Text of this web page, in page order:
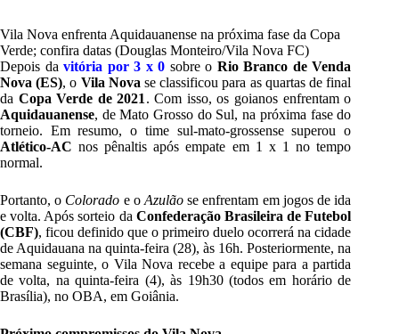
Vila Nova enfrenta Aquidauanense na próxima fase da Copa
Verde; confira datas (Douglas Monteiro/Vila Nova FC)
Depois davitória por 3 x 0 sobre o Rio Branco de Venda
Nova (ES), o Vila Nova se classificou para as quartas de final
da Copa Verde de 2021 . Com isso, os goianos enfrentam o
Aquidauanense, de Mato Grosso do Sul, na próxima fase do
torneio. Em resumo, o time sul-mato-grossense superou o
Atlético-AC nos pênaltis após empate em 1 x 1 no tempo
normal.
Portanto, o Colorado e oAzulão se enfrentam em jogos de ida
e volta. Após sorteio da Confederação Brasileira de Futebol
(CBF), ficou definido que o primeiro duelo ocorrerá na cidade
de Aquidauana na quinta-feira (28), às 16h. Posteriormente, na
semana seguinte, o Vila Nova recebe a equipe para a partida
de volta, na quinta-feira (4), às 19h30 (todos em horário de
Brasília), no OBA, em Goiânia.